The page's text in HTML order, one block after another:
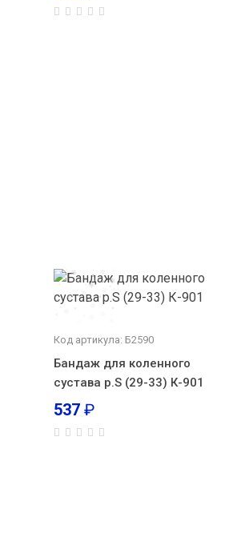
Код артикула: Б2590
Бандаж для коленного
сустава р.S (29-33) К-901
537 ₽